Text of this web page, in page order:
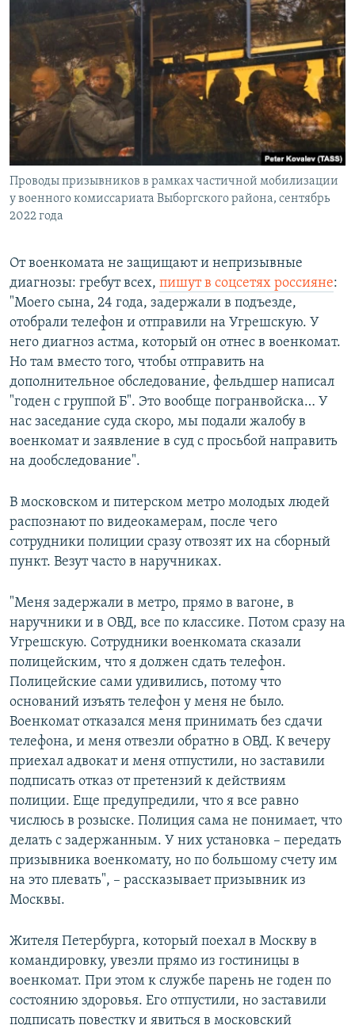
Проводы призывников в рамках частичной мобилизации
у военного комиссариата Выборгского района, сентябрь
2022 года
От военкомата не защищают и непризывные
диагнозы: гребут всех, пишут в соцсетях россияне:
"Моего сына, 24 года, задержали в подъезде,
отобрали телефон и отправили на Угрешскую. У
него диагноз астма, который он отнес в военкомат.
Но там вместо того, чтобы отправить на
дополнительное обследование, фельдшер написал
"годен с группой Б". Это вообще погранвойска… У
нас заседание суда скоро, мы подали жалобу в
военкомат и заявление в суд с просьбой направить
на дообследование".
В московском и питерском метро молодых людей
распознают по видеокамерам, после чего
сотрудники полиции сразу отвозят их на сборный
пункт. Везут часто в наручниках.
"Меня задержали в метро, прямо в вагоне, в
наручники и в ОВД, все по классике. Потом сразу на
Угрешскую. Сотрудники военкомата сказали
полицейским, что я должен сдать телефон.
Полицейские сами удивились, потому что
оснований изъять телефон у меня не было.
Военкомат отказался меня принимать без сдачи
телефона, и меня отвезли обратно в ОВД. К вечеру
приехал адвокат и меня отпустили, но заставили
подписать отказ от претензий к действиям
полиции. Еще предупредили, что я все равно
числюсь в розыске. Полиция сама не понимает, что
делать с задержанным. У них установка – передать
призывника военкомату, но по большому счету им
на это плевать", – рассказывает призывник из
Москвы.
Жителя Петербурга, который поехал в Москву в
командировку, увезли прямо из гостиницы в
военкомат. При этом к службе парень не годен по
состоянию здоровья. Его отпустили, но заставили
подписать повестку и явиться в московский